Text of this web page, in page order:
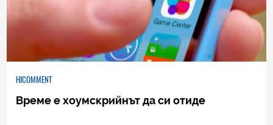
HICOMMENT
Време е хоумскрийнът да си отиде